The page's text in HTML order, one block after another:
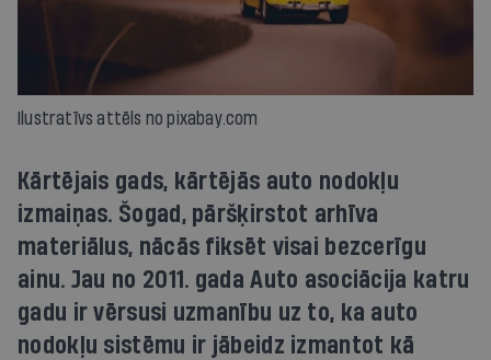
Ilustratīvs attēls no pixabay.com
Kārtējais gads, kārtējās auto nodokļu
izmaiņas. Šogad, pāršķirstot arhīva
materiālus, nācās fiksēt visai bezcerīgu
ainu. Jau no 2011. gada Auto asociācija katru
gadu ir vērsusi uzmanību uz to, ka auto
nodokļu sistēmu ir jābeidz izmantot kā